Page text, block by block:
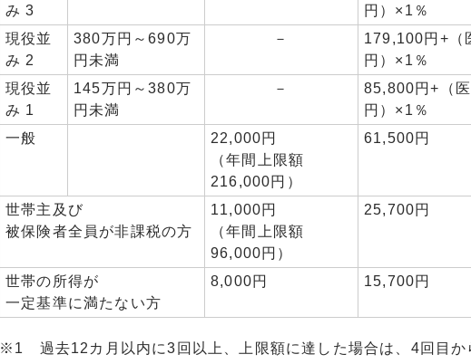
み 3
円）×1％
現役並
み 2
380万円～690万
円未満
－
179,100円+（
円）×1％
現役並
み 1
145万円～380万
円未満
－
85,800円+（
円）×1％
一般
22,000円
（年間上限額
216,000円）
61,500円
世帯主及び
被保険者全員が非課税の方
11,000円
（年間上限額
96,000円）
25,700円
世帯の所得が
一定基準に満たない方
8,000円 15,700円
※1 過去12カ月以内に3回以上、上限額に達した場合は、4回目か